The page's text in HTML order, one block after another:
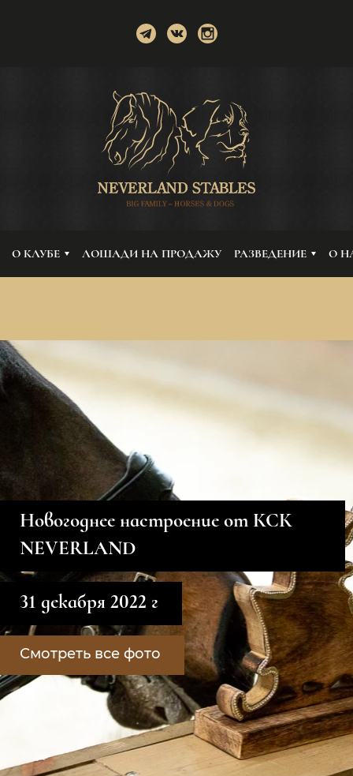
О КЛУБЕ ЛОШАДИ НА ПРОДАЖУ РАЗВЕДЕНИЕ О
Новогоднее настроение от КСК
NEVERLAND
31 декабря 2022 г
Смотреть все фото